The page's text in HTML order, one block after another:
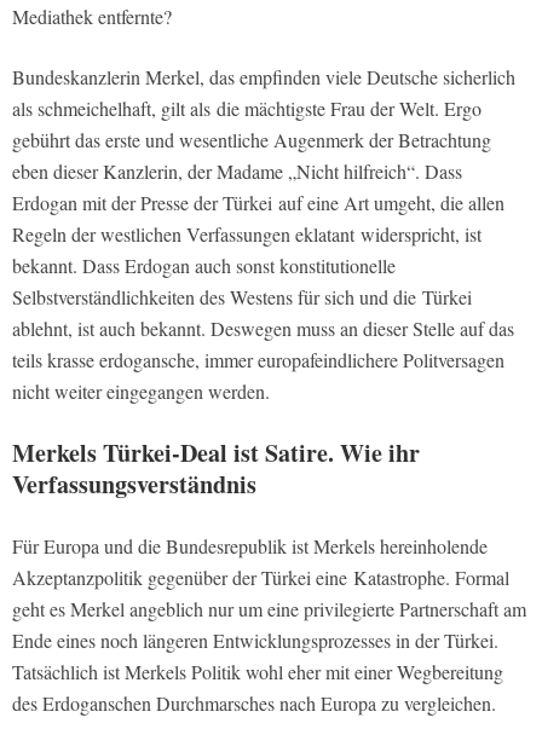
Mediathek entfernte?
Bundeskanzlerin Merkel, das empfinden viele Deutsche sicherlich
als schmeichelhaft, gilt als die mächtigste Frau der Welt. Ergo
gebührt das erste und wesentliche Augenmerk der Betrachtung
eben dieser Kanzlerin, der Madame „Nicht hilfreich“. Dass
Erdogan mit der Presse der Türkei auf eine Art umgeht, die allen
Regeln der westlichen Verfassungen eklatant widerspricht, ist
bekannt. Dass Erdogan auch sonst konstitutionelle
Selbstverständlichkeiten des Westens für sich und die Türkei
ablehnt, ist auch bekannt. Deswegen muss an dieser Stelle auf das
teils krasse erdogansche, immer europafeindlichere Politversagen
nicht weiter eingegangen werden.
Merkels Türkei-Deal ist Satire. Wie ihr
Verfassungsverständnis
Für Europa und die Bundesrepublik ist Merkels hereinholende
Akzeptanzpolitik gegenüber der Türkei eine Katastrophe. Formal
geht es Merkel angeblich nur um eine privilegierte Partnerschaft am
Ende eines noch längeren Entwicklungsprozesses in der Türkei.
Tatsächlich ist Merkels Politik wohl eher mit einer Wegbereitung
des Erdoganschen Durchmarsches nach Europa zu vergleichen.